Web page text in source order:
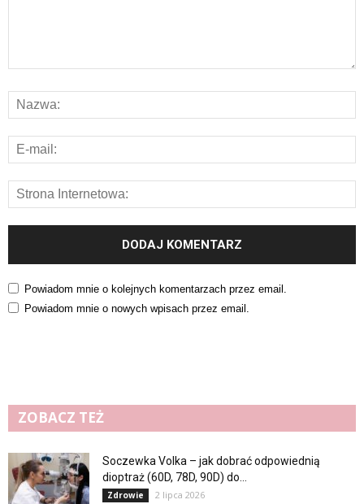
Powiadom mnie o kolejnych komentarzach przez email.
Powiadom mnie o nowych wpisach przez email.
ZOBACZ TEŻ
Soczewka Volka – jak dobrać odpowiednią
dioptraż (60D, 78D, 90D) do...
Zdrowie 2 lipca 2026